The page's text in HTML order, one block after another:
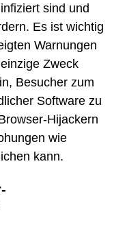
sind und
Es ist wichtig
Warnungen
Zweck
Besucher zum
Software zu
Hijackern
wie
kann.